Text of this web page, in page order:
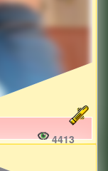
4413